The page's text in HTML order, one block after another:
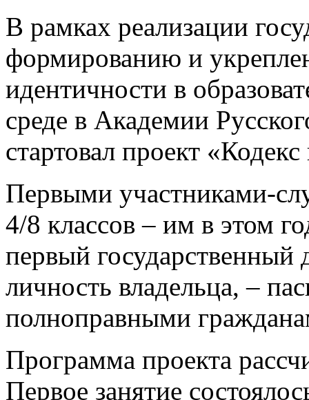
В рамках реализации
формированию и
идентичности в
среде в Академии
стартовал проект
Первыми участниками-
4/8 классов – им в этом
первый
личность владельца, –
полноправными
Программа проекта
Первое занятие